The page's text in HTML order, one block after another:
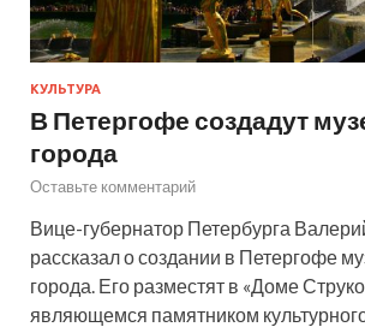
КУЛЬТУРА
В Петергофе создадут
города
Оставьте комментарий
Вице-губернатор Петербурга
рассказал о создании в Петергофе
города. Его разместят в «Доме
являющемся памятником